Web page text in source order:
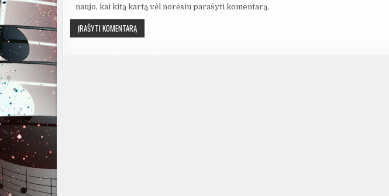
naujo, kai kitą kartą vėl norėsiu parašyti komentarą.